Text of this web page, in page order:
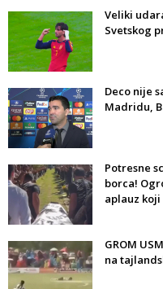
Veliki
Svetskog
Deco nije
Madridu,
Potresne
borca!
aplauz
GROM
na